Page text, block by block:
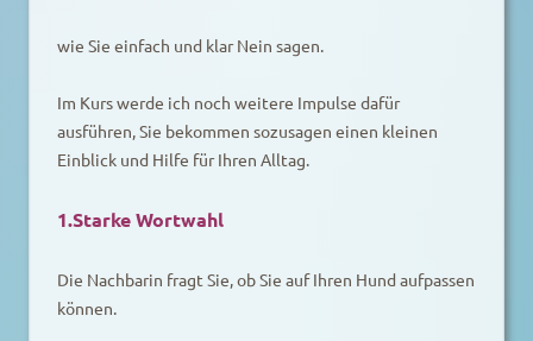
wie Sie einfach und klar Nein sagen.
Im Kurs werde ich noch weitere Impulse dafür
ausführen, Sie bekommen sozusagen einen kleinen
Einblick und Hilfe für Ihren Alltag.
1.Starke Wortwahl
Die Nachbarin fragt Sie, ob Sie auf Ihren Hund aufpassen
können.